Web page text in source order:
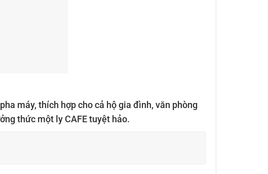
máy, thích hợp cho cả hộ gia đình, văn phòng
thức một ly CAFE tuyệt hảo.